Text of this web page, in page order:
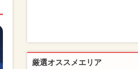
厳選オススメエリア